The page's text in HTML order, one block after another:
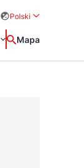
Polski
Wyszukaj
Mapa